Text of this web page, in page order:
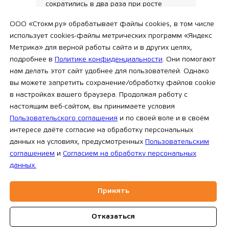
сократились в два раза при росте
результат!
ЧИТАТЬ КЕЙС >
ООО «Стокм.ру» обрабатывает файлы cookies, в том числе
использует cookies-файлы метрических программ «Яндекс
Метрика» для верной работы сайта и в других целях,
подробнее в
Политике конфиденциальности. Они помогают
нам делать этот сайт удобнее для пользователей. Однако
вы можете запретить сохранение/обработку файлов cookie
в настройках вашего браузера. Продолжая работу с
настоящим веб-сайтом, вы принимаете условия
Пользовательского соглашения и по своей воле и в своём
интересе даёте согласие на обработку персональных
данных на условиях, предусмотренных
Пользовательским
соглашением и Согласием на обработку персональных
данных.
Принять
Отказаться